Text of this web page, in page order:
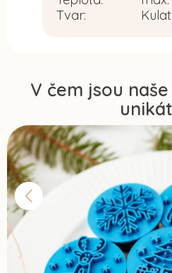
V čem jsou
Tvar: